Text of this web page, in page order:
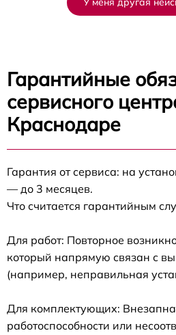
Гарантийные
сервисного
Краснодаре
Гарантия от сервиса: на
— до 3 месяцев.
Что считается гарантийным
Для работ: Повторное
который напрямую связан с
(например, неправильная
Для комплектующих:
работоспособности или